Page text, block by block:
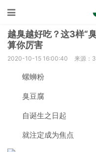
越臭越好吃？这3样“
算你厉害
2020-10-15 16:00:40 来源：
螺蛳粉
臭豆腐
自诞生之日起
就注定成为焦点